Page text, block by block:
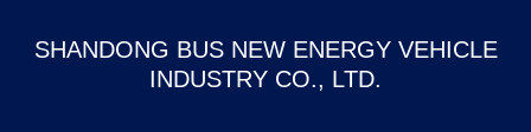
SHANDONG BUS NEW ENERGY VEHICLE
INDUSTRY CO., LTD.